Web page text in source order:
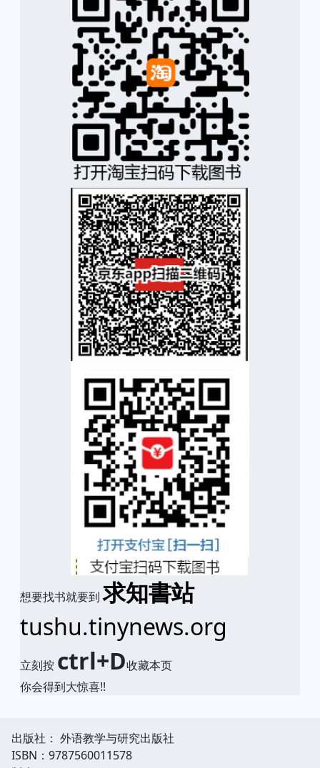
想要找书就要到求知書站
tushu.tinynews.org
立刻按 ctrl+D收藏本页
你会得到大惊喜!!
出版社： 外语教学与研究出版社
ISBN：9787560011578